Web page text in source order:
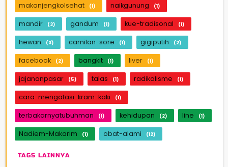
makanjengkolsehat (1) naikgunung (1)
mandir (3) gandum (1) kue-tradisonal (1)
hewan (3) camilan-sore (1) gigiputih (2)
facebook (2) bangkit (1) liver (1)
jajananpasar (5) talas (1) radikalisme (1)
cara-mengatasi-kram-kaki (1)
terbakarnyatubuhman (1) kehidupan (2) line (1)
Nadiem-Makarim (1) obat-alami (12)
TAGS LAINNYA